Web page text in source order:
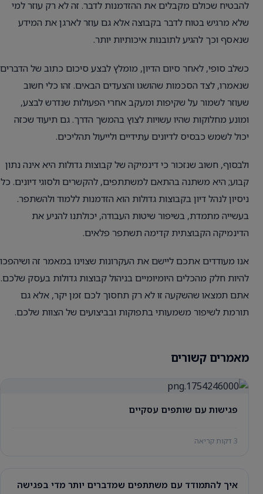
להבטיח שכולם מקבלים את ההזדמנות לדבר. זה לא רק עוזר למי
שלא מרגיש בטוח לדבר בקבוצה אלא גם עוזר לארגן את המידע
שנאסף וכך להגיע לתובנות איכותיות יותר.
כשלב סופי, לאחר סיום הדיון, מומלץ לבצע סיכום כתוב של הדברים
שנאמרו, לצד הסכמות שהושגו והצעדים הבאים. זהו כלי חשוב
שעוזר לשמור על שקיפות ומעקב אחרי הפעולות שנדרש לבצע,
ומונע מחלוקות שהיו עשויות לצוץ בהמשך הדרך. גם תיעוד שכזה
יכול לשמש כבסיס לדיונים עתידיים ולייעול תהליכים.
ולבסוף, חשוב שנזכור כי דינמיקה של קבוצות גדולות היא אינה נתון
קבוע; היא משתנה בהתאם למשתתפים, להקשרים ולסוגי דיונים. כל
ניסיון לנהל דיון בקבוצות גדולות הוא הזדמנות ללמוד ולהשתפר.
בעשייה מתמדת, בשיפור שיטות העבודה, יכולתנו להניע את
הדינמיקה הקבוצתית קדימה תשתפר פלאים.
אנו מעודדים אתכם ליישם את העקרונות שצוינו במאמר זה ושיהפכו
להיות חלק מהכלים היומיומיים בניהול קבוצות גדולות בעסק שלכם.
אתם תמצאו שהשקעה זו לא רק תחסוך לכם זמן יקר, אלא גם
תורמת לשיפור משמעותי בתפוקות ובביצועים של הצוות שלכם.
מאמרים קשורים
פגישות עם שותפים עסקיים
3 דקות קריאה
איך להתמודד עם משתתפים שמדברים יותר מדי בפגישה